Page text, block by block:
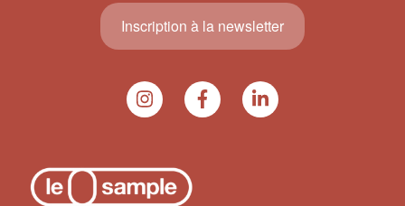
Inscription à la newsletter